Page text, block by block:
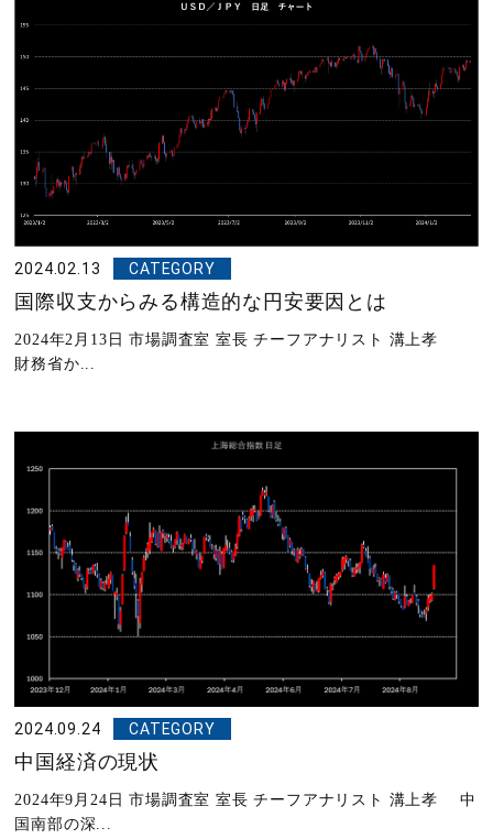
2024.02.13 CATEGORY
国際収支からみる構造的な円安要因とは
2024年2月13日 市場調査室 室長 チーフアナリスト 溝上孝
財務省か...
2024.09.24 CATEGORY
中国経済の現状
2024年9月24日 市場調査室 室長 チーフアナリスト 溝上孝 中
国南部の深...